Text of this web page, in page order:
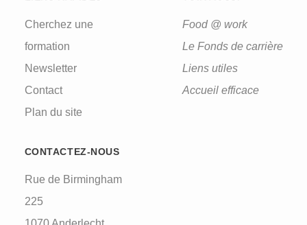
Cherchez une
formation
Newsletter
Contact
Plan du site
Food @ work
Le Fonds de carrière
Liens utiles
Accueil efficace
CONTACTEZ-NOUS
Rue de Birmingham
225